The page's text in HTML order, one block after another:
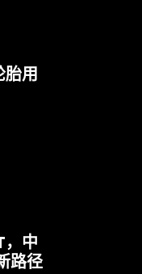
胎用
，中
路径